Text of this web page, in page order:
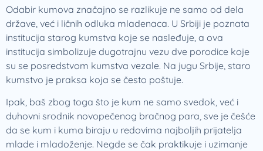
Odabir kumova značajno se razlikuje ne samo od dela
države, već i ličnih odluka mladenaca. U Srbiji je poznata
institucija starog kumstva koje se nasleđuje, a ova
institucija simbolizuje dugotrajnu vezu dve porodice koje
su se posredstvom kumstva vezale. Na jugu Srbije, staro
kumstvo je praksa koja se često poštuje.
Ipak, baš zbog toga što je kum ne samo svedok, već i
duhovni srodnik novopečenog bračnog para, sve je češće
da se kum i kuma biraju u redovima najboljih prijatelja
mlade i mladoženje. Negde se čak praktikuje i uzimanje